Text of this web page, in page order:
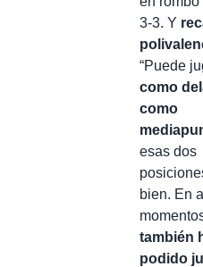
3-3. Y
“Puede
como
como
esas dos
bien. En
también
podido